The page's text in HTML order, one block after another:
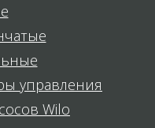
управления
Wilo